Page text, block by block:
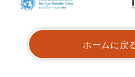
ホームに戻